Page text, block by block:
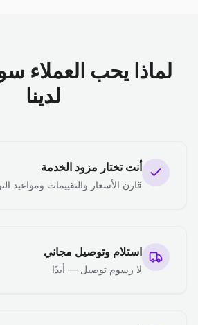
لماذا يحب العملاء
لدينا
أنت تختار مزود الخدمة
قارن الأسعار والتقييمات ومواعيد
استلام وتوصيل مجاني
لا رسوم توصيل — أبدًا